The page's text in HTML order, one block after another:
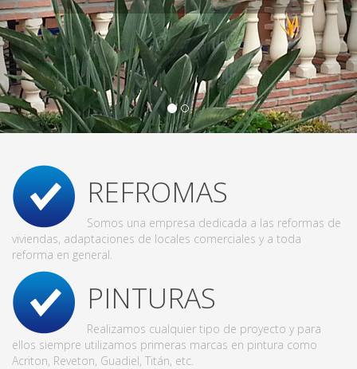
REFROMAS
Somos una empresa dedicada a las reformas de
viviendas, adaptaciones de locales comerciales y a toda
reforma en general.
PINTURAS
Realizamos cualquier tipo de proyecto y para
ellos siempre utilizamos primeras marcas en pintura como
Acriton, Reveton, Guadiel, Titán, etc.